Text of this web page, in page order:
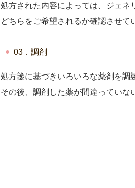
処方された内容によっては、ジェネ
どちらをご希望されるか確認させて
03．調剤
処方箋に基づきいろいろな薬剤を調
その後、調剤した薬が間違っていな